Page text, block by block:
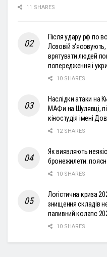
11 SHARES
Після удару рф по
Лозовій
врятувати людей
попередження і
10 SHARES
Наслідки атаки на
МАФи на Шулявці,
кіностудія імені
12 SHARES
Як виявляють
бронежилети:
10 SHARES
Логістична криза
знищення складів
паливний колапс
10 SHARES